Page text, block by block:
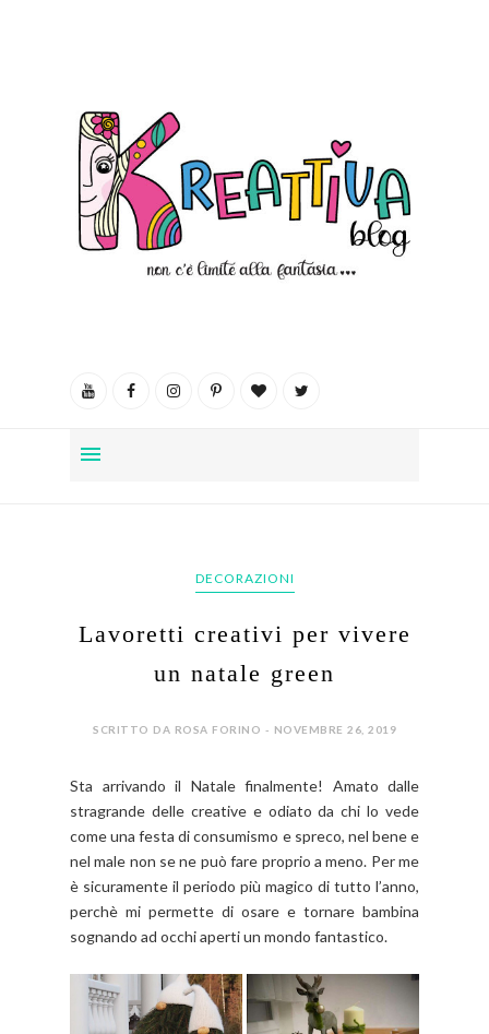
DECORAZIONI
Lavoretti creativi per vivere
un natale green
SCRITTO DA ROSA FORINO - NOVEMBRE 26, 2019
Sta arrivando il Natale finalmente! Amato dalle
stragrande delle creative e odiato da chi lo vede
come una festa di consumismo e spreco, nel bene e
nel male non se ne può fare proprio a meno. Per me
è sicuramente il periodo più magico di tutto l’anno,
perchè mi permette di osare e tornare bambina
sognando ad occhi aperti un mondo fantastico.